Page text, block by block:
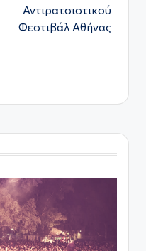
Αντιρατσιστικού
Φεστιβάλ Αθήνας